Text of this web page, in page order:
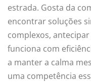
estrada. Gosta da
encontrar soluções
complexos,
funciona com
a manter a calma
uma competência